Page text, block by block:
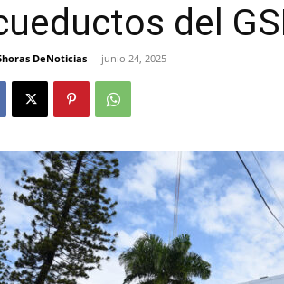
del
DeNoticias - junio 24, 2025